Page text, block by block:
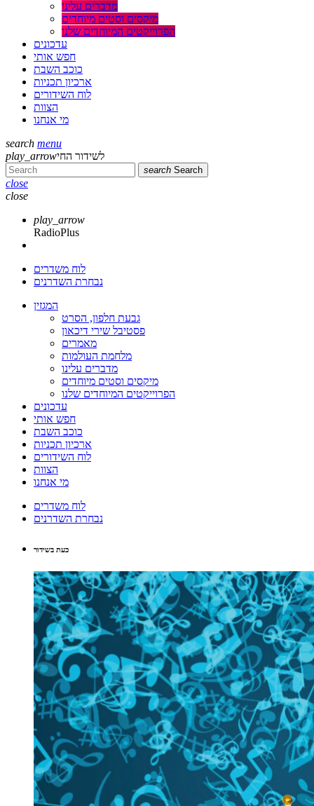
מדברים עלינו
מיקסים וסטים מיוחדים
הפרוייקטים המיוחדים שלנו
עדכונים
חפש אותי
כוכב השבת
ארכיון תכניות
לוח השידורים
הצוות
מי אנחנו
search menu
play_arrowלשידור החי
search Search
close
close
play_arrow
RadioPlus
לוח משדרים
נבחרת השדרנים
המגזין
גבעת חלפון, הסרט
פסטיבל שירי דיכאון
מאמרים
מלחמת העולמות
מדברים עלינו
מיקסים וסטים מיוחדים
הפרוייקטים המיוחדים שלנו
עדכונים
חפש אותי
כוכב השבת
ארכיון תכניות
לוח השידורים
הצוות
מי אנחנו
לוח משדרים
נבחרת השדרנים
כעת בשידור